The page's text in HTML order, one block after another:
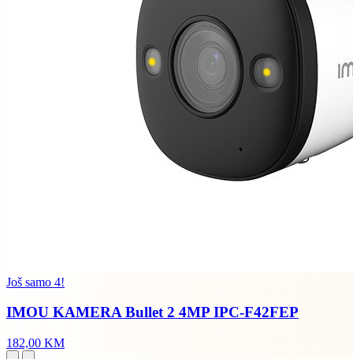
Još samo 4!
IMOU KAMERA Bullet 2 4MP IPC-F42FEP
182,00 KM